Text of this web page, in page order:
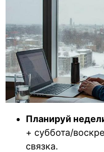
Планируй
+ суббота/
связка.